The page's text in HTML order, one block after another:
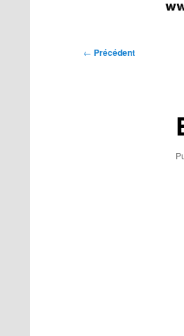
Navigation
← Précédent